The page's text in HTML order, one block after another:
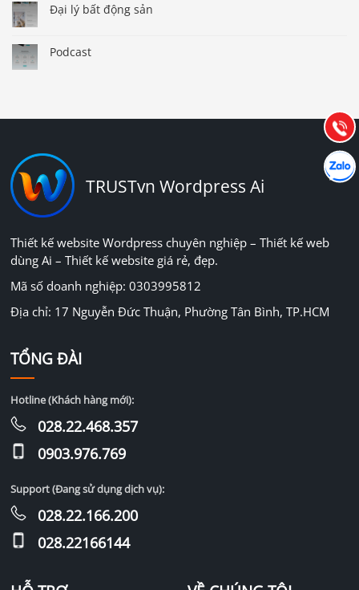
Đại lý bất động sản
Podcast
TRUSTvn Wordpress Ai
Thiết kế website Wordpress chuyên nghiệp – Thiết kế web
dùng Ai – Thiết kế website giá rẻ, đẹp.
Mã số doanh nghiệp: 0303995812
Địa chỉ: 17 Nguyễn Đức Thuận, Phường Tân Bình, TP.HCM
TỔNG ĐÀI
Hotline (Khách hàng mới):
028.22.468.357
0903.976.769
Support (Đang sử dụng dịch vụ):
028.22.166.200
028.22166144
Gọi
(028) 22.166.144
Chát
Tư vấn